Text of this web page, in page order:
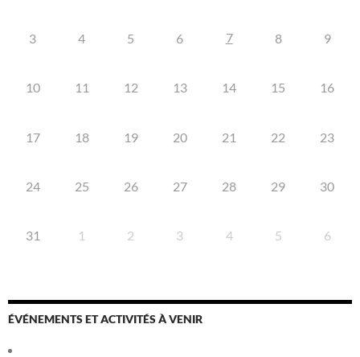
3 4 5 6 7 8 9
10 11 12 13 14 15 16
17 18 19 20 21 22 23
24 25 26 27 28 29 30
31 1 2 3 4 5 6
ÉVÉNEMENTS ET ACTIVITÉS À VENIR